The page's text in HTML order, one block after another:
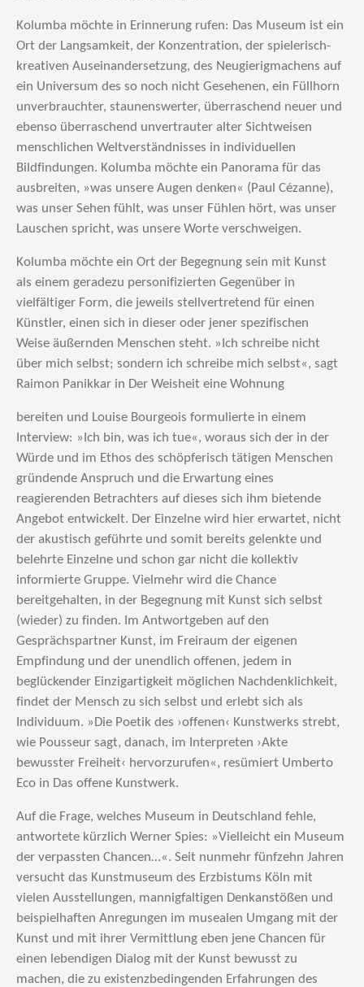
Kolumba möchte in Erinnerung rufen: Das Museum ist ein
Ort der Langsamkeit, der Konzentration, der spielerisch-
kreativen Auseinandersetzung, des Neugierigmachens auf
ein Universum des so noch nicht Gesehenen, ein Füllhorn
unverbrauchter, staunenswerter, überraschend neuer und
ebenso überraschend unvertrauter alter Sichtweisen
menschlichen Weltverständnisses in individuellen
Bildfindungen. Kolumba möchte ein Panorama für das
ausbreiten, »was unsere Augen denken« (Paul Cézanne),
was unser Sehen fühlt, was unser Fühlen hört, was unser
Lauschen spricht, was unsere Worte verschweigen.
Kolumba möchte ein Ort der Begegnung sein mit Kunst
als einem geradezu personifizierten Gegenüber in
vielfältiger Form, die jeweils stellvertretend für einen
Künstler, einen sich in dieser oder jener spezifischen
Weise äußernden Menschen steht. »Ich schreibe nicht
über mich selbst; sondern ich schreibe mich selbst«, sagt
Raimon Panikkar in Der Weisheit eine Wohnung
bereiten und Louise Bourgeois formulierte in einem
Interview: »Ich bin, was ich tue«, woraus sich der in der
Würde und im Ethos des schöpferisch tätigen Menschen
gründende Anspruch und die Erwartung eines
reagierenden Betrachters auf dieses sich ihm bietende
Angebot entwickelt. Der Einzelne wird hier erwartet, nicht
der akustisch geführte und somit bereits gelenkte und
belehrte Einzelne und schon gar nicht die kollektiv
informierte Gruppe. Vielmehr wird die Chance
bereitgehalten, in der Begegnung mit Kunst sich selbst
(wieder) zu finden. Im Antwortgeben auf den
Gesprächspartner Kunst, im Freiraum der eigenen
Empfindung und der unendlich offenen, jedem in
beglückender Einzigartigkeit möglichen Nachdenklichkeit,
findet der Mensch zu sich selbst und erlebt sich als
Individuum. »Die Poetik des ›offenen‹ Kunstwerks strebt,
wie Pousseur sagt, danach, im Interpreten ›Akte
bewusster Freiheit‹ hervorzurufen«, resümiert Umberto
Eco in Das offene Kunstwerk.
Auf die Frage, welches Museum in Deutschland fehle,
antwortete kürzlich Werner Spies: »Vielleicht ein Museum
der verpassten Chancen…«. Seit nunmehr fünfzehn Jahren
versucht das Kunstmuseum des Erzbistums Köln mit
vielen Ausstellungen, mannigfaltigen Denkanstößen und
beispielhaften Anregungen im musealen Umgang mit der
Kunst und mit ihrer Vermittlung eben jene Chancen für
einen lebendigen Dialog mit der Kunst bewusst zu
machen, die zu existenzbedingenden Erfahrungen des